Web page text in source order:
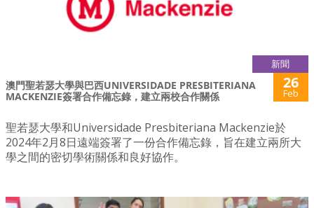
新聞
澳門聖若瑟大學與巴西UNIVERSIDADE PRESBITERIANA
MACKENZIE簽署合作備忘錄，建立兩校合作關係
26
Feb
聖若瑟大學和Universidade Presbiteriana Mackenzie於
2024年2月8日遠端簽署了一份合作備忘錄，旨在建立兩所大
學之間的密切學術關係和良好協作。